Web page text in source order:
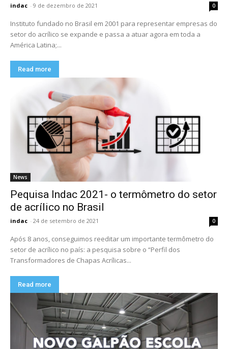
indac - 9 de dezembro de 2021 0
Instituto fundado no Brasil em 2001 para representar empresas do
setor do acrílico se expande e passa a atuar agora em toda a
América Latina;...
Read more
News
Pequisa Indac 2021- o termômetro do setor
de acrílico no Brasil
indac - 24 de setembro de 2021 0
Após 8 anos, conseguimos reeditar um importante termômetro do
setor de acrílico no país: a pesquisa sobre o “Perfil dos
Transformadores de Chapas Acrílicas...
Read more